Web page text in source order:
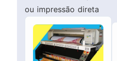
ou impressão direta